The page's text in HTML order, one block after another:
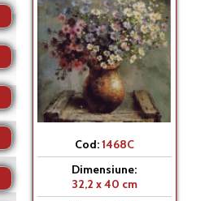
Cod:1468C
Dimensiune:
32,2 x 40 cm